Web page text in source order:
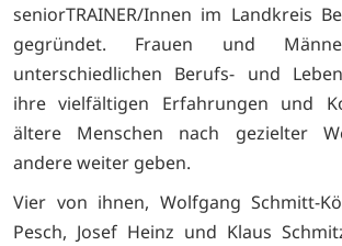
seniorTRAINER/Innen im Landkreis
gegründet. Frauen und
unterschiedlichen Berufs- und
ihre vielfältigen Erfahrungen und
ältere Menschen nach gezielter
andere weiter geben.
Vier von ihnen, Wolfgang Schmitt-
Pesch, Josef Heinz und Klaus